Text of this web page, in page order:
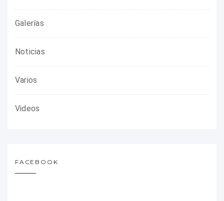
Galerías
Noticias
Varios
Videos
FACEBOOK